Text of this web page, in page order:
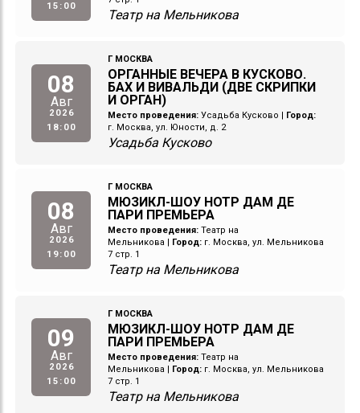
15:00
Театр на Мельникова
08
Авг
2026
18:00
Г МОСКВА
ОРГАННЫЕ ВЕЧЕРА В КУСКОВО.
БАХ И ВИВАЛЬДИ (ДВЕ СКРИПКИ
И ОРГАН)
Место проведения: Усадьба Кусково
Город:
г. Москва, ул. Юности, д. 2
Усадьба Кусково
08
Авг
2026
19:00
Г МОСКВА
МЮЗИКЛ-ШОУ НОТР ДАМ ДЕ
ПАРИ ПРЕМЬЕРА
Место проведения: Театр на
Мельникова
Город: г. Москва, ул. Мельникова
7 стр. 1
Театр на Мельникова
09
Авг
2026
15:00
Г МОСКВА
МЮЗИКЛ-ШОУ НОТР ДАМ ДЕ
ПАРИ ПРЕМЬЕРА
Место проведения: Театр на
Мельникова
Город: г. Москва, ул. Мельникова
7 стр. 1
Театр на Мельникова